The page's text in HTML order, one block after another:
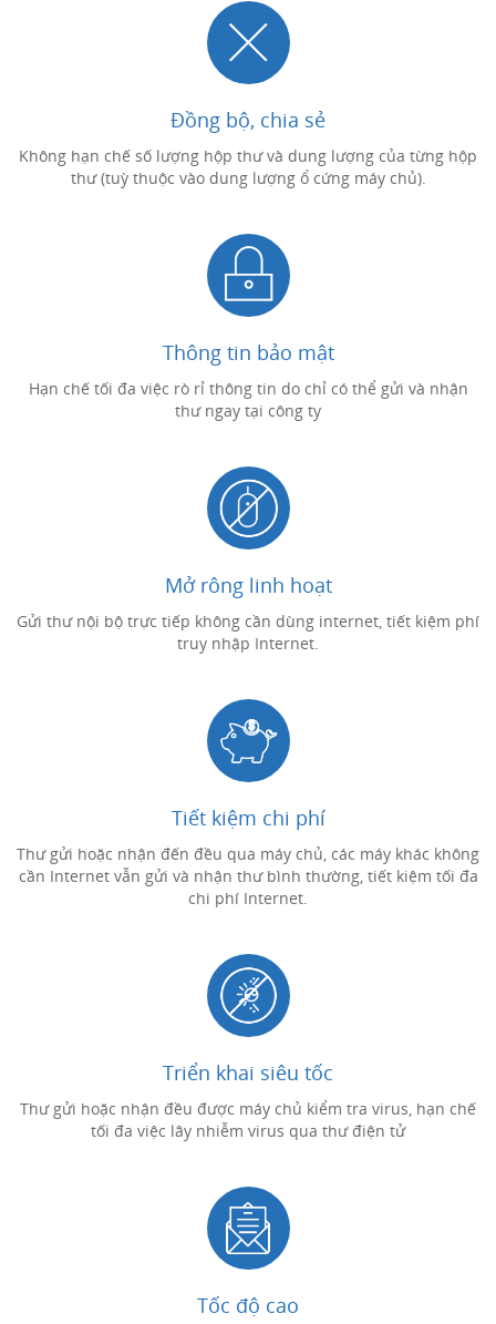
Đồng bộ, chia sẻ
Không hạn chế số lượng hộp thư và dung lượng của từng hộp
thư (tuỳ thuộc vào dung lượng ổ cứng máy chủ).
Thông tin bảo mật
Hạn chế tối đa việc rò rỉ thông tin do chỉ có thể gửi và nhận
thư ngay tại công ty
Mở rông linh hoạt
Gửi thư nội bộ trực tiếp không cần dùng internet, tiết kiệm phí
truy nhập Internet.
Tiết kiệm chi phí
Thư gửi hoặc nhận đến đều qua máy chủ, các máy khác không
cần Internet vẫn gửi và nhận thư bình thường, tiết kiệm tối đa
chi phí Internet.
Triển khai siêu tốc
Thư gửi hoặc nhận đều được máy chủ kiểm tra virus, hạn chế
tối đa việc lây nhiễm virus qua thư điện tử
Tốc độ cao